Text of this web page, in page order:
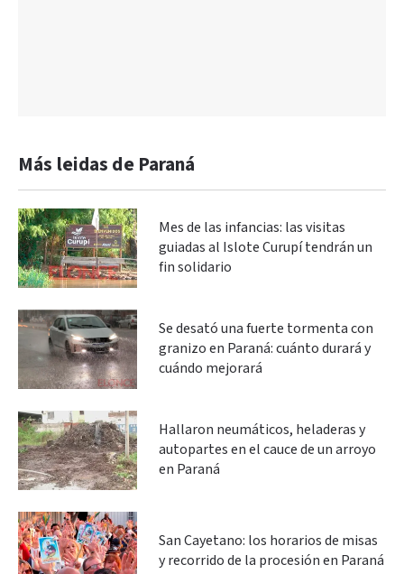
Más leidas de Paraná
Mes de las infancias: las visitas
guiadas al Islote Curupí tendrán un
fin solidario
Se desató una fuerte tormenta con
granizo en Paraná: cuánto durará y
cuándo mejorará
Hallaron neumáticos, heladeras y
autopartes en el cauce de un arroyo
en Paraná
San Cayetano: los horarios de misas
y recorrido de la procesión en Paraná